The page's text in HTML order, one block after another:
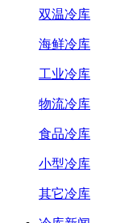
双温冷库
海鲜冷库
工业冷库
物流冷库
食品冷库
小型冷库
其它冷库